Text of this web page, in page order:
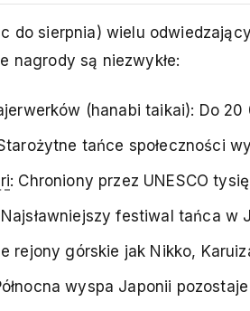
do sierpnia) wielu
nagrody są niezwykłe:
(hanabi taikai): Do
tańce społeczności
: Chroniony przez UNESCO
festiwal tańca w
rejony górskie jak Nikko,
wyspa Japonii